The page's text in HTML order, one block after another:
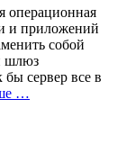
операционная
и приложений
собой
шлюз
сервер все в
…